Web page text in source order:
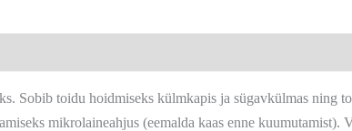
Sobib toidu hoidmiseks külmkapis ja sügavkülmas ning
mikrolaineahjus (eemalda kaas enne kuumutamist).